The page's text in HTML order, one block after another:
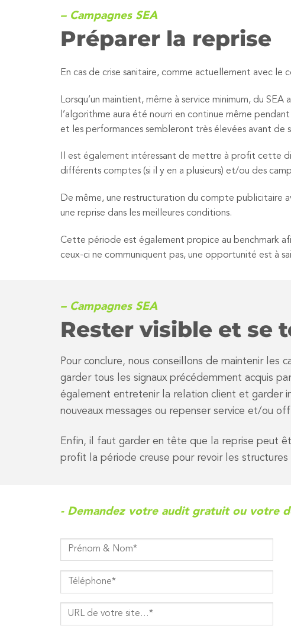
– Campagnes SEA
Préparer la reprise
En cas de crise sanitaire, comme actuellement avec
Lorsqu’un maintient, même à service minimum, du
l’algorithme aura été nourri en continue même
et les performances sembleront très élevées avant de
Il est également intéressant de mettre à profit cette
différents comptes (si il y en a plusieurs) et/ou des
De même, une restructuration du compte publicitaire
une reprise dans les meilleures conditions.
Cette période est également propice au benchmark
ceux-ci ne communiquent pas, une opportunité est à
– Campagnes SEA
Rester visible et se
Pour conclure, nous conseillons de maintenir
garder tous les signaux précédemment acquis
également entretenir la relation client et garder
nouveaux messages ou repenser service et/ou
Enfin, il faut garder en tête que la reprise peut
profit la période creuse pour revoir les
- Demandez votre audit gratuit ou votre